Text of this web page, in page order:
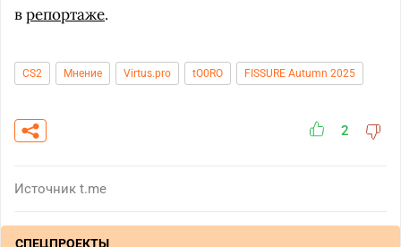
врепортаже.
CS2 Мнение Virtus.pro tO0RO FISSURE Autumn 2025
2
Источник t.me
СПЕЦПРОЕКТЫ